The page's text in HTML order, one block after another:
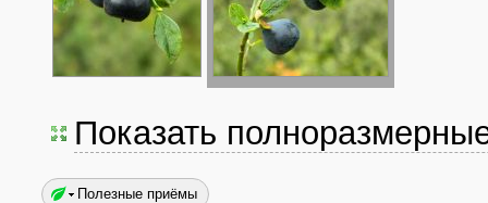
Показать
Полезные приёмы